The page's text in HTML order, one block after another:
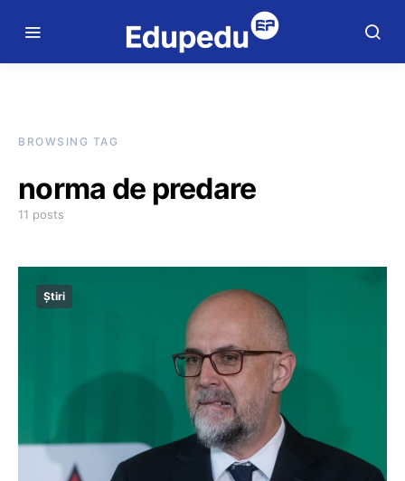
BROWSING TAG
norma de predare
11 posts
Știri